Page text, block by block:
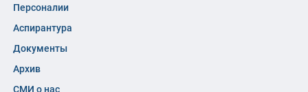
Персоналии
Аспирантура
Документы
Архив
СМИ о нас